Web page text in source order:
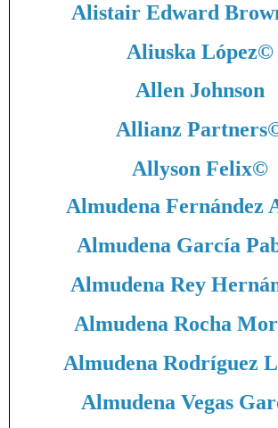
Alistair Edward
Aliuska López©
Allen Johnson
Allianz Partners
Allyson Felix©
Almudena Fernández
Almudena García
Almudena Rey
Almudena Rocha
Almudena Rodríguez
Almudena Vegas